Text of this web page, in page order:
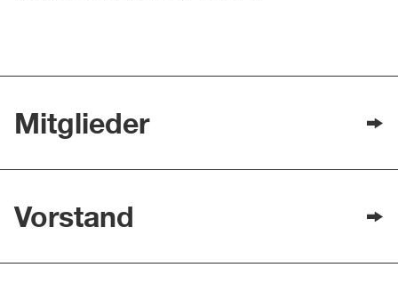
Mitglieder
Vorstand